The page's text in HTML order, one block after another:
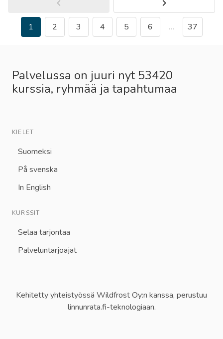
1 2 3 4 5 6 … 37
Palvelussa on juuri nyt 53420
kurssia, ryhmää ja tapahtumaa
KIELET
Suomeksi
På svenska
In English
KURSSIT
Selaa tarjontaa
Palveluntarjoajat
Kehitetty yhteistyössä Wildfrost Oy:n kanssa, perustuu
linnunrata.fi-teknologiaan.